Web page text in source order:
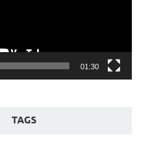
01:30
TAGS